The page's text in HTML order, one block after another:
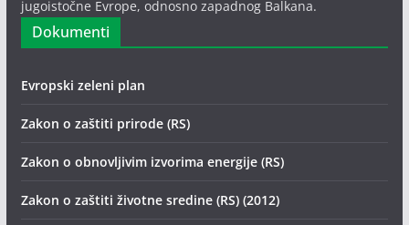
jugoistočne Evrope, odnosno zapadnog Balkana.
Dokumenti
Evropski zeleni plan
Zakon o zaštiti prirode (RS)
Zakon o obnovljivim izvorima energije (RS)
Zakon o zaštiti životne sredine (RS) (2012)